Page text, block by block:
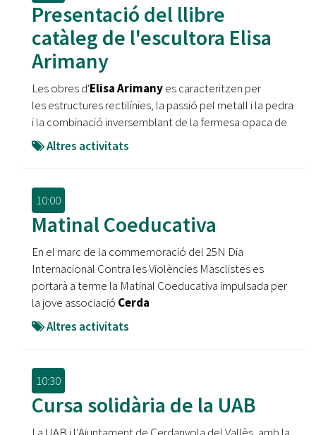
Presentació del llibre
catàleg de l'escultora Elisa
Arimany
Les obres d'Elisa Arimanyes caracteritzen per
les estructures rectilínies, la passió pel metall i la pedra
i la combinació inversemblant de la fermesa opaca de
Altres activitats
10:00
Matinal Coeducativa
En el marc de la commemoració del 25N Dia
Internacional Contra les Violències Masclistes es
portarà a terme la Matinal Coeducativa impulsada per
la jove associació Cerda
Altres activitats
10:30
Cursa solidària de la UAB